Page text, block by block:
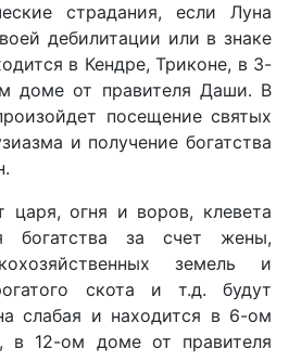
страдания, если Луна
дебилитации или в знаке
в Кендре, Триконе, в 3-
доме от правителя Даши. В
посещение святых
и получение богатства
царя, огня и воров, клевета
богатства за счет жены,
земель и
скота и т.д. будут
слабая и находится в 6-ом
12-ом доме от правителя